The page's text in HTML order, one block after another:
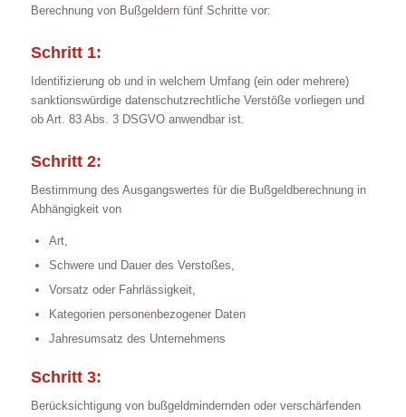
Berechnung von Bußgeldern fünf Schritte vor:
Schritt 1:
Identifizierung ob und in welchem Umfang (ein oder mehrere)
sanktionswürdige datenschutzrechtliche Verstöße vorliegen und
ob Art. 83 Abs. 3 DSGVO anwendbar ist.
Schritt 2:
Bestimmung des Ausgangswertes für die Bußgeldberechnung in
Abhängigkeit von
Art,
Schwere und Dauer des Verstoßes,
Vorsatz oder Fahrlässigkeit,
Kategorien personenbezogener Daten
Jahresumsatz des Unternehmens
Schritt 3:
Berücksichtigung von bußgeldmindernden oder verschärfenden